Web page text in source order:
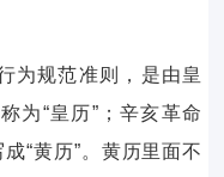
为规范准则，是由皇
为“皇历”；辛亥革命
“黄历”。黄历里面不